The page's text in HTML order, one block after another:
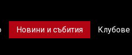
Новини и събития Клубове